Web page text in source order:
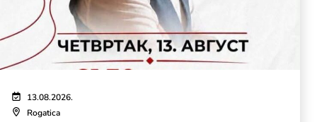
13.08.2026.
Rogatica